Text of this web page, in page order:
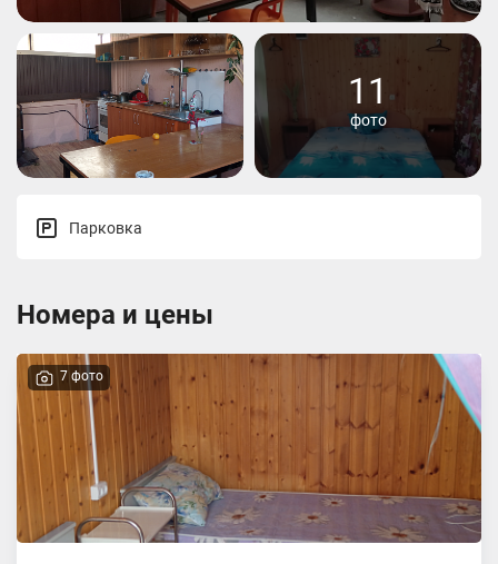
11
фото
Парковка
Номера и цены
7 фото